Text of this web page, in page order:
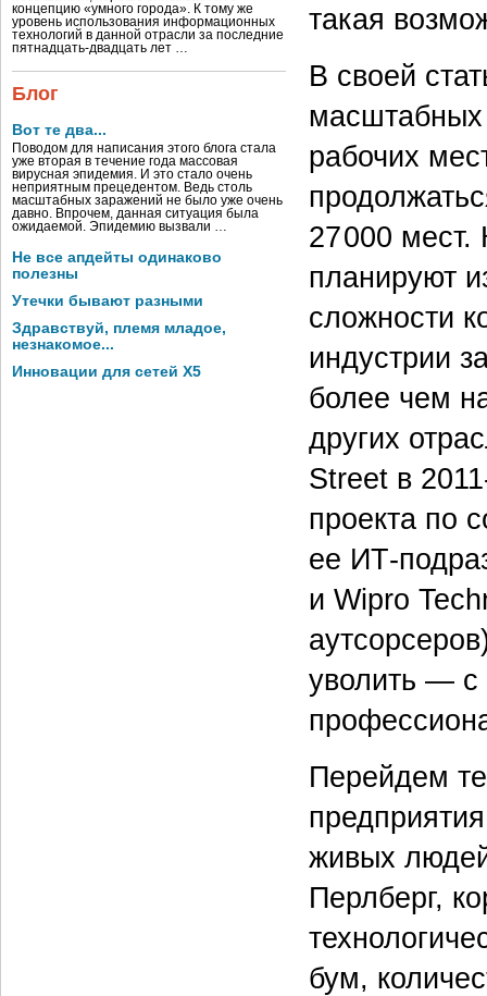
концепцию «умного города». К тому же
уровень использования информационных
технологий в данной отрасли за последние
пятнадцать-двадцать лет …
Блог
Вот те два...
Поводом для написания этого блога стала
уже вторая в течение года массовая
вирусная эпидемия. И это стало очень
неприятным прецедентом. Ведь столь
масштабных заражений не было уже очень
давно. Впрочем, данная ситуация была
ожидаемой. Эпидемию вызвали …
Не все апдейты одинаково
полезны
Утечки бывают разными
Здравствуй, племя младое,
незнакомое...
Инновации для сетей X5
такая
В своей
масштабных
рабочих
27 000
планируют
сложности
индустрии
более чем
других
Street в
проекта по
ее ИТ-
и Wipro
уволить — с
Перейдем
живых
Перлберг,
бум,